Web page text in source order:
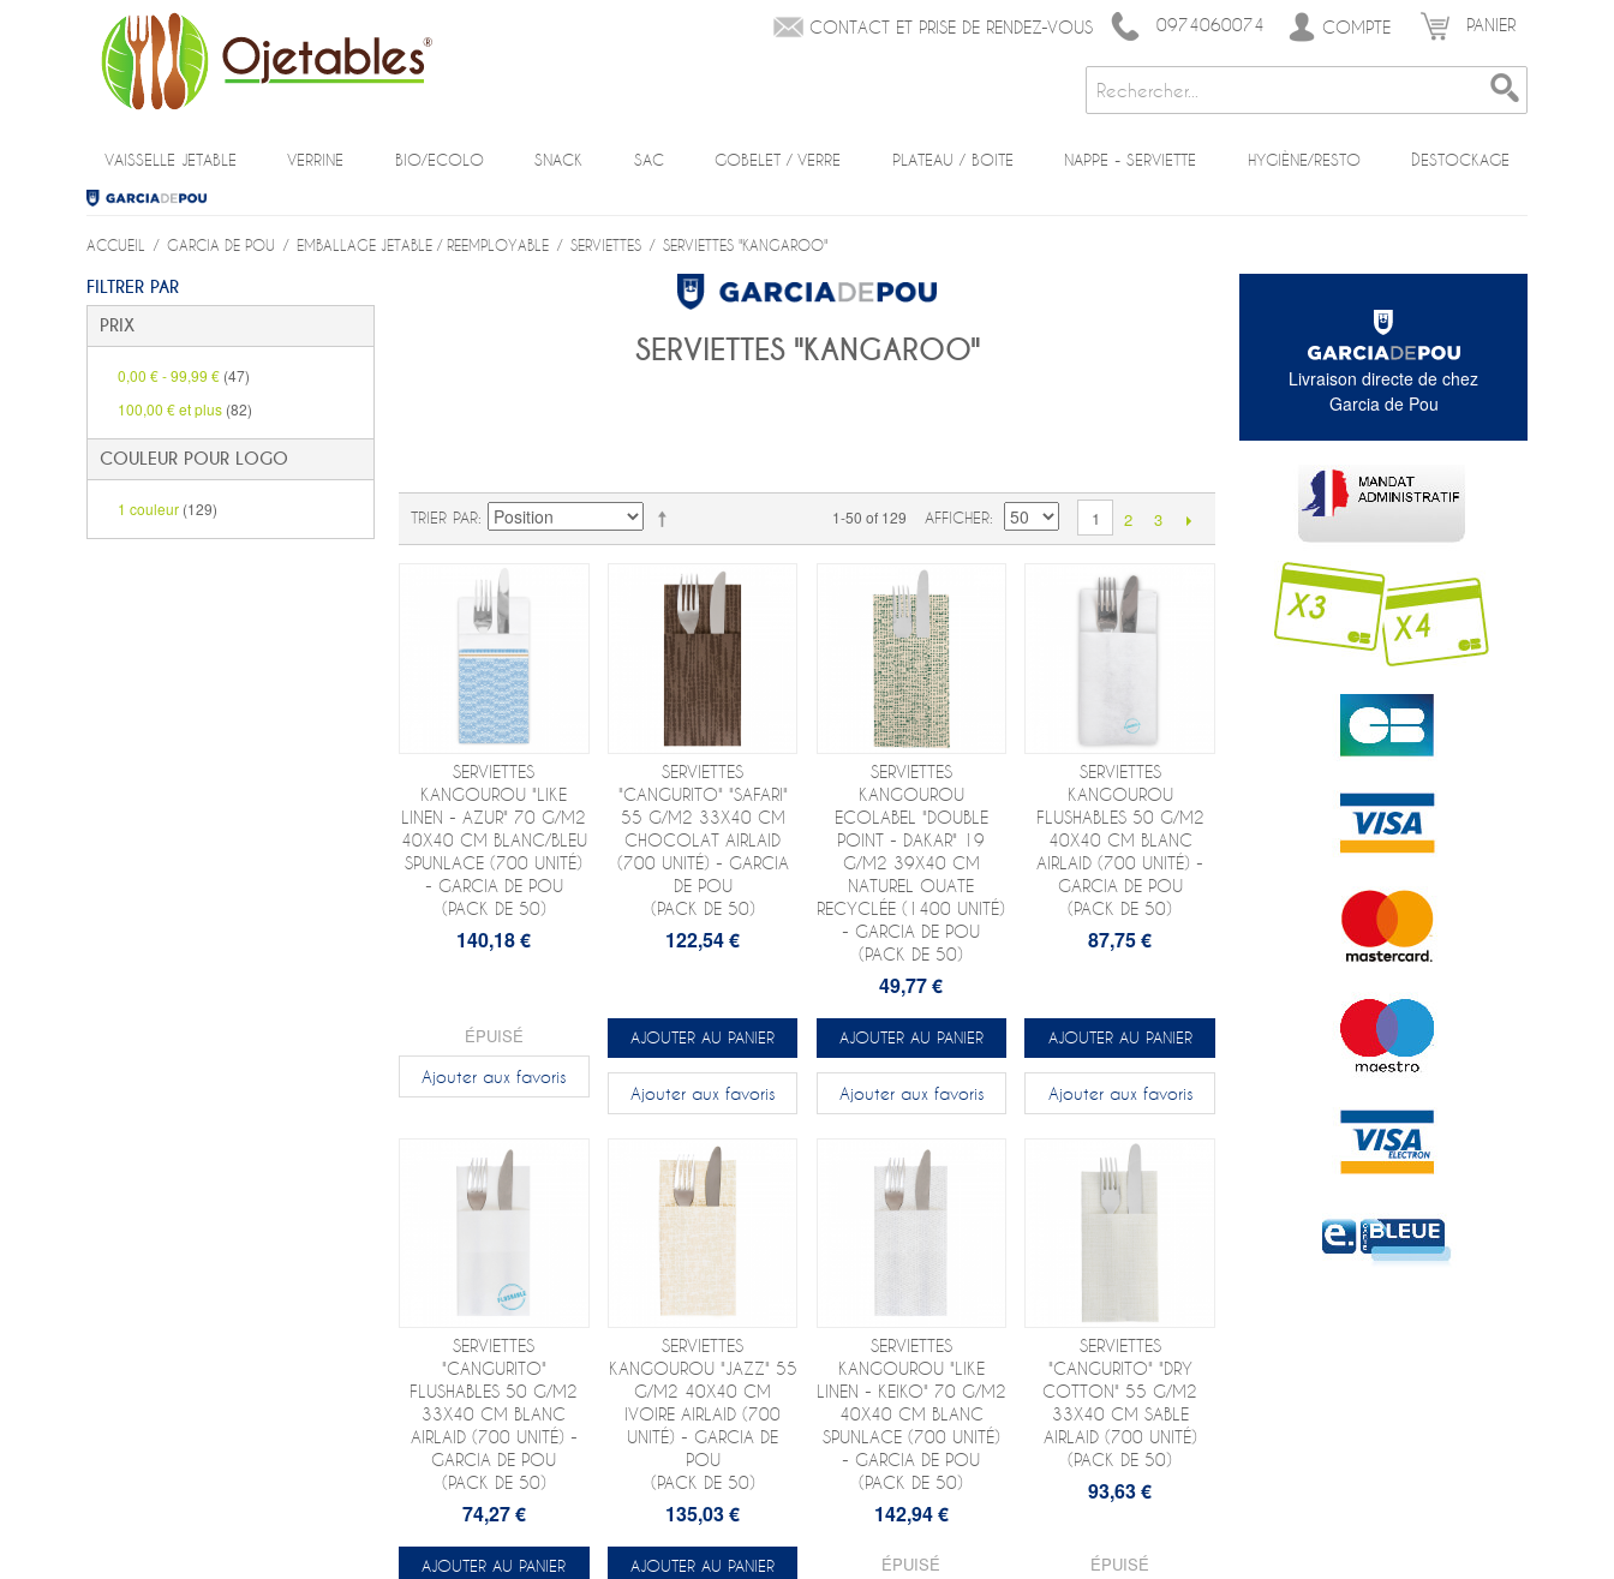
CONTACT ET PRISE DE RENDEZ-VOUS 0974060074 COMPTE PANIER
VAISSELLE JETABLE VERRINE BIO/ECOLO SNACK SAC GOBELET / VERRE PLATEAU / BOITE NAPPE - SERVIETTE HYGIÈNE/RESTO DESTOCKAGE
ACCUEIL / GARCIA DE POU / EMBALLAGE JETABLE / REEMPLOYABLE / SERVIETTES / SERVIETTES "KANGAROO"
FILTRER PAR
PRIX
0,00 €-99,99 € (47)
100,00 €et plus (82)
COULEUR POUR LOGO
1 couleur (129)
SERVIETTES "KANGAROO"
TRIER PAR 1-50 of 129 AFFICHER 1 2 3
SERVIETTES
KANGOUROU "LIKE
LINEN - AZUR" 70 G/M2
40X40 CM BLANC/BLEU
SPUNLACE (700 UNITÉ)
- GARCIA DE POU
(PACK DE 50)
140,18 €
ÉPUISÉ
Ajouter aux favoris
SERVIETTES
"CANGURITO" "SAFARI"
55 G/M2 33X40 CM
CHOCOLAT AIRLAID
(700 UNITÉ) - GARCIA
DE POU
(PACK DE 50)
122,54 €
AJOUTER AU PANIER
Ajouter aux favoris
SERVIETTES
KANGOUROU
ECOLABEL "DOUBLE
POINT - DAKAR" 19
G/M2 39X40 CM
NATUREL OUATE
RECYCLÉE (1400 UNITÉ)
- GARCIA DE POU
(PACK DE 50)
49,77 €
AJOUTER AU PANIER
Ajouter aux favoris
SERVIETTES
KANGOUROU
FLUSHABLES 50 G/M2
40X40 CM BLANC
AIRLAID (700 UNITÉ) -
GARCIA DE POU
(PACK DE 50)
87,75 €
AJOUTER AU PANIER
Ajouter aux favoris
SERVIETTES
"CANGURITO"
FLUSHABLES 50 G/M2
33X40 CM BLANC
AIRLAID (700 UNITÉ) -
GARCIA DE POU
(PACK DE 50)
74,27 €
AJOUTER AU PANIER
SERVIETTES
KANGOUROU "JAZZ" 55
G/M2 40X40 CM
IVOIRE AIRLAID (700
UNITÉ) - GARCIA DE
POU
(PACK DE 50)
135,03 €
AJOUTER AU PANIER
SERVIETTES
KANGOUROU "LIKE
LINEN - KEIKO" 70 G/M2
40X40 CM BLANC
SPUNLACE (700 UNITÉ)
- GARCIA DE POU
(PACK DE 50)
142,94 €
ÉPUISÉ
SERVIETTES
"CANGURITO" "DRY
COTTON" 55 G/M2
33X40 CM SABLE
AIRLAID (700 UNITÉ)
(PACK DE 50)
93,63 €
ÉPUISÉ
Livraison directe de chez
Garcia de Pou